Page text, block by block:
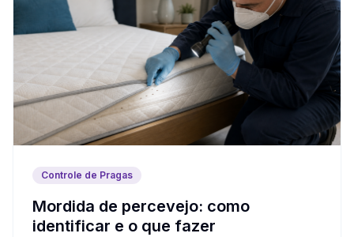
Controle de Pragas
Mordida de percevejo: como
identificar e o que fazer